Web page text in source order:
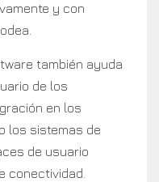
y con
también ayuda
de los
en los
los sistemas de
de usuario
conectividad.